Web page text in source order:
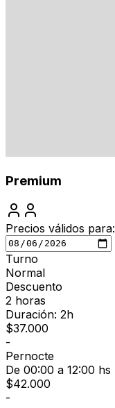
Premium
Precios válidos para:
Turno
Normal
Descuento
2 horas
Duración: 2h
$37.000
-
Pernocte
De 00:00 a 12:00 hs
$42.000
-